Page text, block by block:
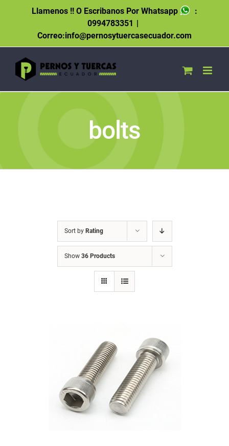
Llamenos !! O Escribanos Por Whatsapp
:
0994783351 |
Correo:info@pernosytuercasecuador.com
bolts
Sort by Rating
Show 36 Products